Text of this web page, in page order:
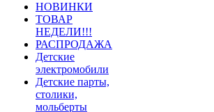
НОВИНКИ
ТОВАР
НЕДЕЛИ!!!
РАСПРОДАЖА
Детские
электромобили
Детские парты,
столики,
мольберты